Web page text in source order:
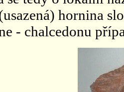
hornina
- chalcedonu